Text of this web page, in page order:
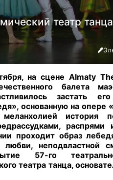
театр
на сцене Almaty
балета
застать
основанную на
история
распрями
проходит образ
неподвластной
57-го
театра танца,